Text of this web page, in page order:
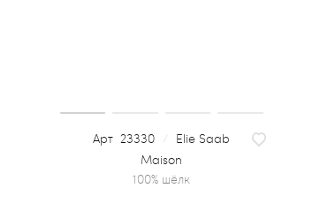
23330
Elie Saab
Maison
100% шёлк